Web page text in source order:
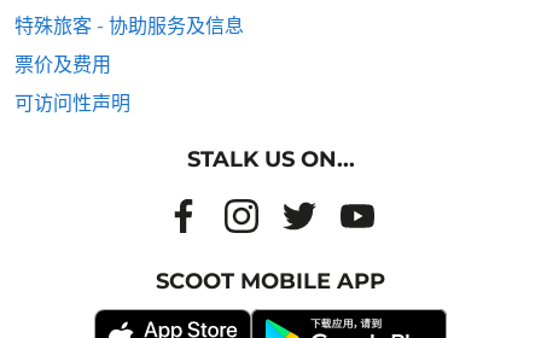
特殊旅客 - 协助服务及信息
票价及费用
可访问性声明
STALK US ON...
SCOOT MOBILE APP